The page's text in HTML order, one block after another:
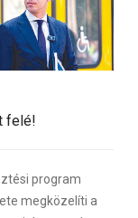
felé!
program
megközelíti a